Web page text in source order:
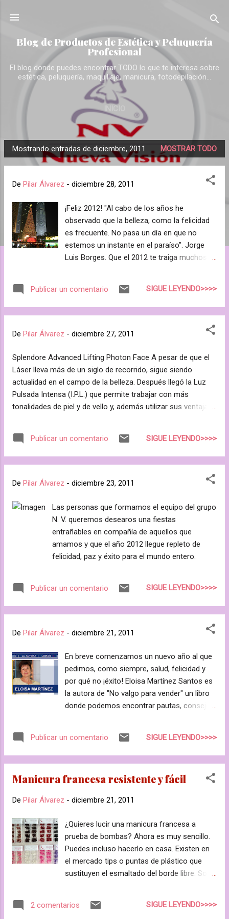
Blog de Productos de Estética y Peluquería
Profesional
El blog donde puedes encontrar TODO lo que te interesa sobre
estética, peluquería, maquillaje, manicura, fotodepilación...
INICIO
E
n
Mostrando entradas de diciembre, 2011 MOSTRAR TODO
De Pilar Álvarez - diciembre 28, 2011
¡Feliz 2012! "Al cabo de los años he
observado que la belleza, como la felicidad
es frecuente. No pasa un día en que no
estemos un instante en el paraíso". Jorge
Luis Borges. Que el 2012 te traiga muchos
puedes 366, que es bisiesto. ¡Feliz Año
Nuevo!
Publicar un comentario SIGUE LEYENDO>>>>
De Pilar Álvarez - diciembre 27, 2011
Splendore Advanced Lifting Photon Face A pesar de que el
Láser lleva más de un siglo de recorrido, sigue siendo
actualidad en el campo de la belleza. Después llegó la Luz
Pulsada Intensa (I.P.L.) que permite trabajar con más
tonalidades de piel y de vello y, además utilizar sus ventajas
Revolviendo entre mis archivos y documentos he
encontrado este enlace con un protocolo muy sencillo y de
grandes resultados. Éste es el enlace. Se trata de la firma
luz pulsada. Seguro que os resulta interesante para brillar
estragos de estas fiestas.
http://www.evavisnu.com/escaparate/verpagina.cgi?
idpagina=20632654
Publicar un comentario SIGUE LEYENDO>>>>
De Pilar Álvarez - diciembre 23, 2011
Las personas que formamos el equipo del grupo
N. V. queremos desearos una fiestas
entrañables en compañía de aquellos que
amamos y que el año 2012 llegue repleto de
felicidad, paz y éxito para el mundo entero.
Publicar un comentario SIGUE LEYENDO>>>>
De Pilar Álvarez - diciembre 21, 2011
En breve comenzamos un nuevo año al que
pedimos, como siempre, salud, felicidad y
por qué no ¡éxito! Eloisa Martínez Santos es
la autora de "No valgo para vender" un libro
donde podemos encontrar pautas, consejos
que os ayude a mejorar en vuestros puestos
de trabajo y conseguir superaros en el 2012.
seguirla en su página web
facebook.com/NoValgoParaVender "Los
comportamiento según avanzamos en
aptitudes siempre me han interesado, creo
que forman nuestro carácter, lo que somos
y sobre todo, lo que queremos ser y
conseguir. Los he dividido en cuatro fases,
ya hablo de ellas en mi libro "No valgo para
Publicar un comentario SIGUE LEYENDO>>>>
Manicura francesa resistente y fácil
De Pilar Álvarez - diciembre 21, 2011
¿Quieres lucir una manicura francesa a
prueba de bombas? Ahora es muy sencillo.
Puedes incluso hacerlo en casa. Existen en
el mercado tips o puntas de plástico que
sustituyen el esmaltado del borde libre. Son
muchos colores: lila, negro, rojo, rosa,
2 comentarios SIGUE LEYENDO>>>>